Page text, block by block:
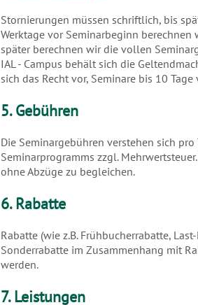
Stornierungen müssen schriftlich, bis
Werktage vor Seminarbeginn
später berechnen wir die vollen
IAL - Campus behält sich die
sich das Recht vor, Seminare bis 10
5. Gebühren
Die Seminargebühren verstehen sich
Seminarprogramms zzgl.
ohne Abzüge zu begleichen.
6. Rabatte
Rabatte (wie z.B. Frühbucherrabatte,
Sonderrabatte im Zusammenhang mit
werden.
7. Leistungen